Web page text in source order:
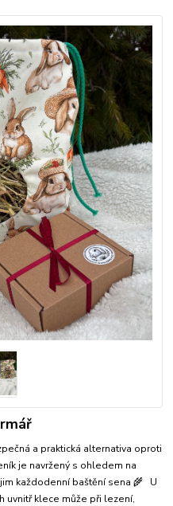
a praktická alternativa oproti
je navržený s ohledem na
každodenní baštění sena 🌾 U
uvnitř klece může při lezení,